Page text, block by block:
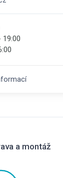
19:00
a montáž